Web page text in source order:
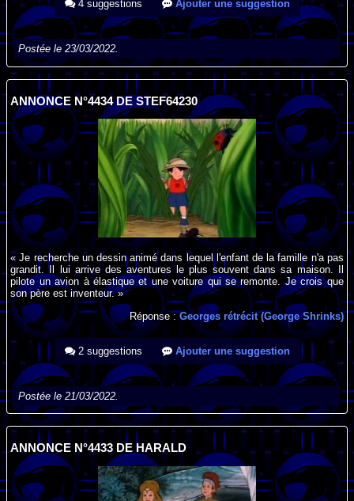
4 suggestions Ajouter une suggestion
Postée le 23/03/2022.
ANNONCE N°4434 DE STEF64230
« Je recherche un dessin animé dans lequel l'enfant de la famille n'a pas
grandit. Il lui arrive des aventures le plus souvent dans sa maison. Il
pilote un avion à élastique et une voiture qui se remonte. Je crois que
son père est inventeur. »
Réponse :Georges rétrécit (George Shrinks)
2 suggestions Ajouter une suggestion
Postée le 21/03/2022.
ANNONCE N°4433 DE HARALD